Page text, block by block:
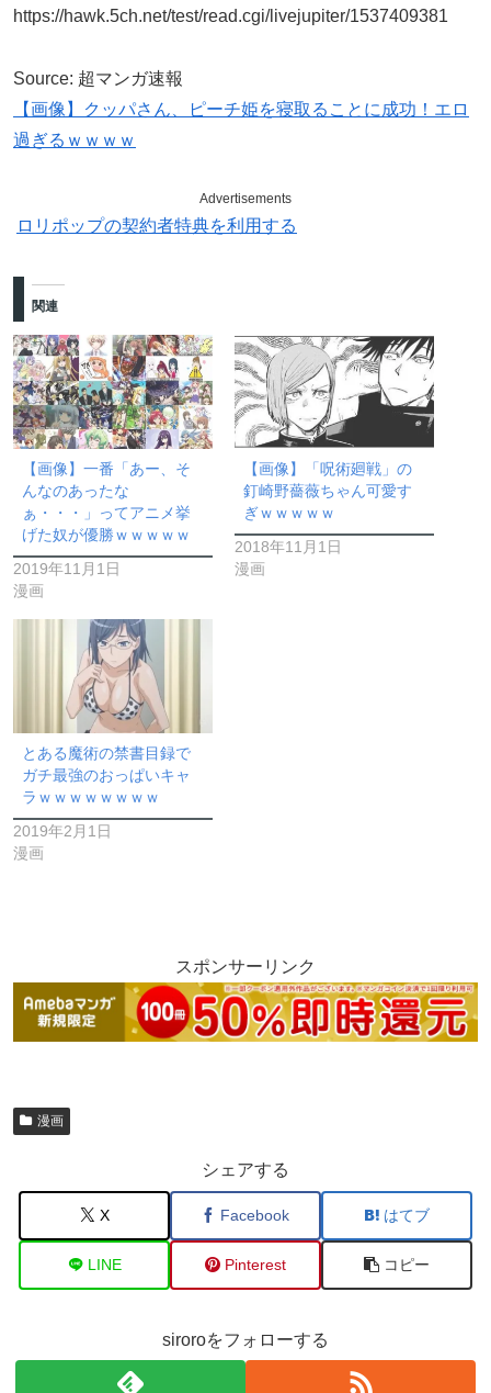
https://hawk.5ch.net/test/read.cgi/livejupiter/1537409381
Source: 超マンガ速報
【画像】クッパさん、ピーチ姫を寝取ることに成功！エロ
過ぎるｗｗｗｗ
Advertisements
ロリポップの契約者特典を利用する
関連
【画像】一番「あー、そ
んなのあったな
ぁ・・・」ってアニメ挙
げた奴が優勝ｗｗｗｗｗ
2019年11月1日
漫画
【画像】「呪術廻戦」の
釘崎野薔薇ちゃん可愛す
ぎｗｗｗｗｗ
2018年11月1日
漫画
とある魔術の禁書目録で
ガチ最強のおっぱいキャ
ラｗｗｗｗｗｗｗｗ
2019年2月1日
漫画
スポンサーリンク
漫画
シェアする
X Facebook はてブ
LINE Pinterest コピー
siroroをフォローする